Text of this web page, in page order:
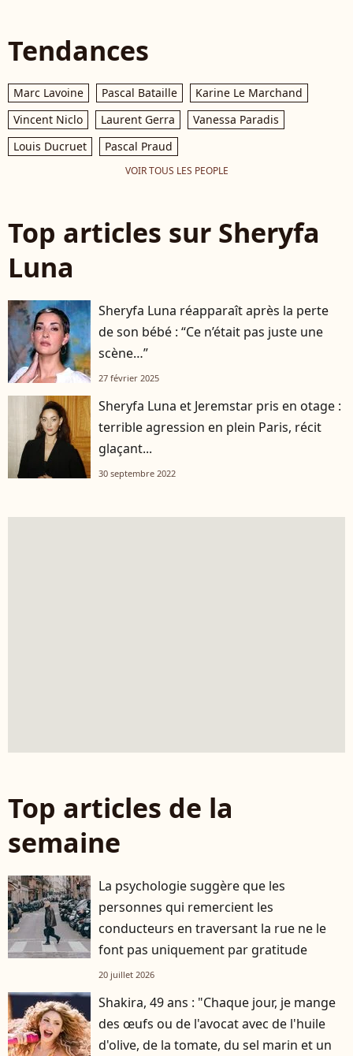
Tendances
Marc Lavoine Pascal Bataille
Karine Le Marchand
Vincent Niclo
Laurent Gerra
Vanessa Paradis
Louis Ducruet
Pascal Praud
VOIR TOUS LES PEOPLE
Top articles sur Sheryfa
Luna
Sheryfa Luna réapparaît après la perte
de son bébé : “Ce n’était pas juste une
scène…”
27 février 2025
Sheryfa Luna et Jeremstar pris en otage :
terrible agression en plein Paris, récit
glaçant...
30 septembre 2022
Top articles de la
semaine
La psychologie suggère que les
personnes qui remercient les
conducteurs en traversant la rue ne le
font pas uniquement par gratitude
20 juillet 2026
Shakira, 49 ans : "Chaque jour, je mange
des œufs ou de l'avocat avec de l'huile
d'olive, de la tomate, du sel marin et un